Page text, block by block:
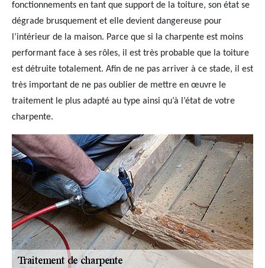
fonctionnements en tant que support de la toiture, son état se
dégrade brusquement et elle devient dangereuse pour
l’intérieur de la maison. Parce que si la charpente est moins
performant face à ses rôles, il est très probable que la toiture
est détruite totalement. Afin de ne pas arriver à ce stade, il est
très important de ne pas oublier de mettre en œuvre le
traitement le plus adapté au type ainsi qu’à l’état de votre
charpente.